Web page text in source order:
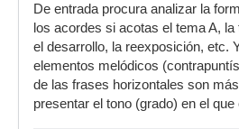
De entrada procura analizar la
los acordes si acotas el tema A,
el desarrollo, la reexposición, etc.
elementos melódicos
de las frases horizontales son
presentar el tono (grado) en el que